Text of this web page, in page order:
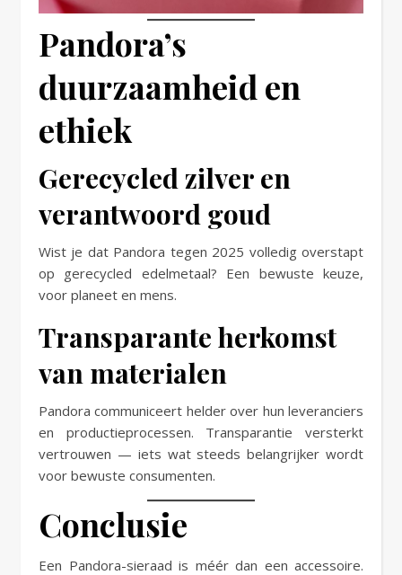
Pandora’s
duurzaamheid en
ethiek
Gerecycled zilver en
verantwoord goud
Wist je dat Pandora tegen 2025 volledig overstapt
op gerecycled edelmetaal? Een bewuste keuze,
voor planeet en mens.
Transparante herkomst
van materialen
Pandora communiceert helder over hun leveranciers
en productieprocessen. Transparantie versterkt
vertrouwen — iets wat steeds belangrijker wordt
voor bewuste consumenten.
Conclusie
Een Pandora-sieraad is méér dan een accessoire.